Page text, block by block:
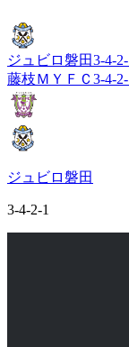
ジュビロ磐田3-4-2-
藤枝ＭＹＦＣ 3-4-2-
ジュビロ磐田
3-4-2-1